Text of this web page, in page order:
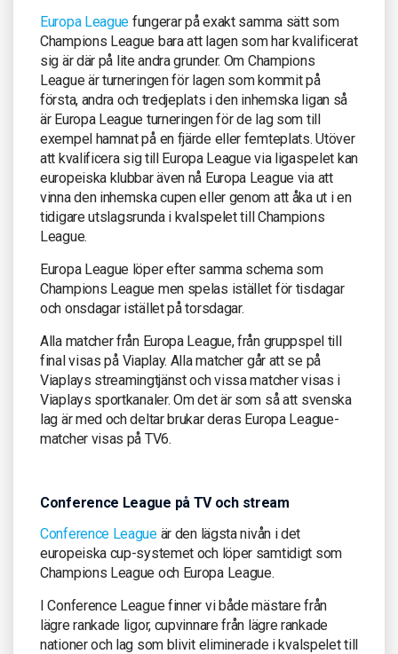
Europa League fungerar på exakt samma sätt som
Champions League bara att lagen som har kvalificerat
sig är där på lite andra grunder. Om Champions
League är turneringen för lagen som kommit på
första, andra och tredjeplats i den inhemska ligan så
är Europa League turneringen för de lag som till
exempel hamnat på en fjärde eller femteplats. Utöver
att kvalificera sig till Europa League via ligaspelet kan
europeiska klubbar även nå Europa League via att
vinna den inhemska cupen eller genom att åka ut i en
tidigare utslagsrunda i kvalspelet till Champions
League.
Europa League löper efter samma schema som
Champions League men spelas istället för tisdagar
och onsdagar istället på torsdagar.
Alla matcher från Europa League, från gruppspel till
final visas på Viaplay. Alla matcher går att se på
Viaplays streamingtjänst och vissa matcher visas i
Viaplays sportkanaler. Om det är som så att svenska
lag är med och deltar brukar deras Europa League-
matcher visas på TV6.
Conference League på TV och stream
Conference Leagueär den lägsta nivån i det
europeiska cup-systemet och löper samtidigt som
Champions League och Europa League.
I Conference League finner vi både mästare från
lägre rankade ligor, cupvinnare från lägre rankade
nationer och lag som blivit eliminerade i kvalspelet till